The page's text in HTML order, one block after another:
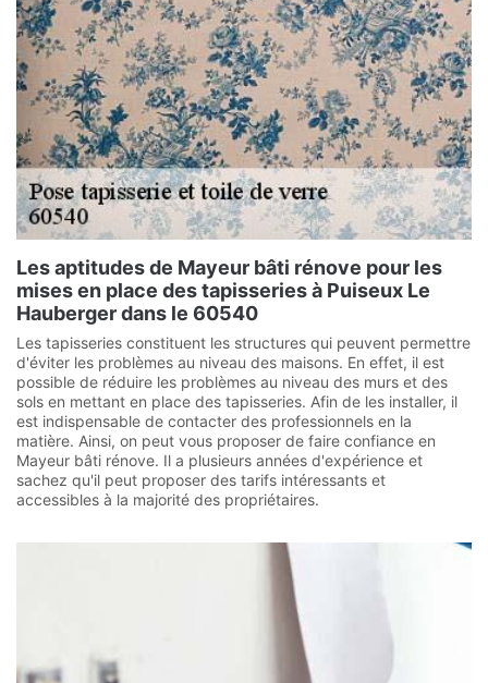
Les aptitudes de Mayeur bâti rénove pour les
mises en place des tapisseries à Puiseux Le
Hauberger dans le 60540
Les tapisseries constituent les structures qui peuvent permettre
d'éviter les problèmes au niveau des maisons. En effet, il est
possible de réduire les problèmes au niveau des murs et des
sols en mettant en place des tapisseries. Afin de les installer, il
est indispensable de contacter des professionnels en la
matière. Ainsi, on peut vous proposer de faire confiance en
Mayeur bâti rénove. Il a plusieurs années d'expérience et
sachez qu'il peut proposer des tarifs intéressants et
accessibles à la majorité des propriétaires.